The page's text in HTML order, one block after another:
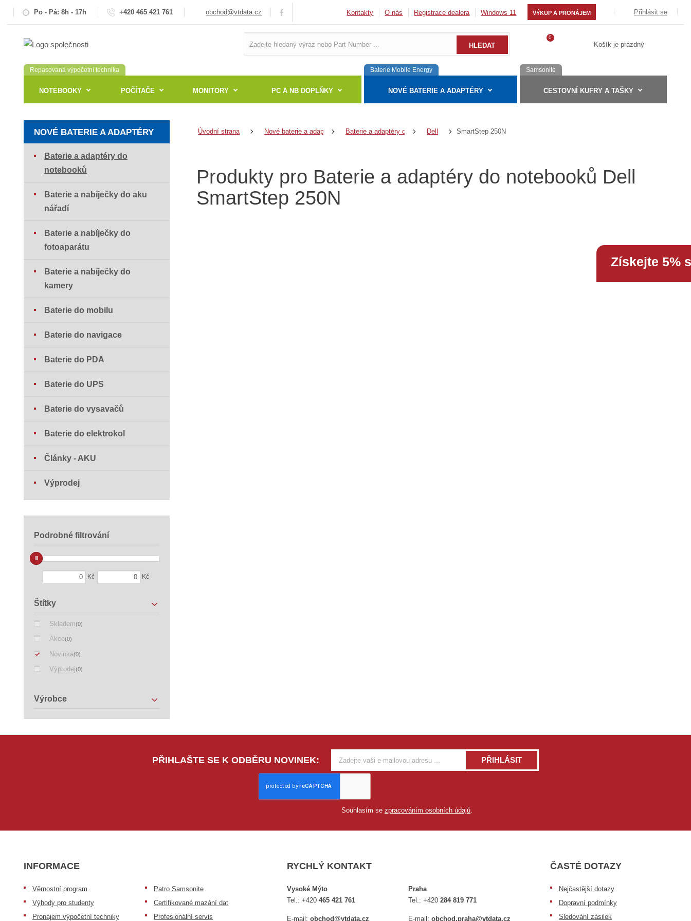
Po - Pá: 8h - 17h +420 465 421 761 obchod@vtdata.cz Kontakty O nás Registrace dealera Windows 11 VÝKUP A PRONÁJEM Přihlásit se
0
Košík je prázdný
Repasovaná výpočetní technika
NOTEBOOKY POČÍTAČE MONITORY PC A NB DOPLŇKY
Baterie Mobile Energy
NOVÉ BATERIE A ADAPTÉRY
Samsonite
CESTOVNÍ KUFRY A TAŠKY
Úvodní strana Nové baterie a adaptéry Baterie a adaptéry do notebooků
Dell SmartStep 250N
Produkty pro Baterie a adaptéry do notebooků Dell
SmartStep 250N
NOVÉ BATERIE A ADAPTÉRY
Baterie a adaptéry do
notebooků
Baterie a nabíječky do aku
nářadí
Baterie a nabíječky do
fotoaparátu
Baterie a nabíječky do
kamery
Baterie do mobilu
Baterie do navigace
Baterie do PDA
Baterie do UPS
Baterie do vysavačů
Baterie do elektrokol
Články - AKU
Výprodej
Podrobné filtrování
Kč Kč
Štítky
Skladem(0)
Akce(0)
Novinka(0)
Výprodej(0)
Výrobce
PŘIHLAŠTE SE K ODBĚRU NOVINEK: PŘIHLÁSIT
Souhlasím se zpracováním osobních údajů
INFORMACE
Věrnostní program
Výhody pro studenty
Pronájem výpočetní techniky
Patro Samsonite
Certifikované mazání dat
Profesionální servis
Získejte 5%
RYCHLÝ KONTAKT
Vysoké Mýto
Tel.:+420465 421 761
E-mail:obchod@vtdata.cz
Praha
Tel.:+420284 819 771
E-mail:obchod.praha@vtdata.cz
ČASTÉ DOTAZY
Nejčastější dotazy
Dopravní podmínky
Sledování zásilek